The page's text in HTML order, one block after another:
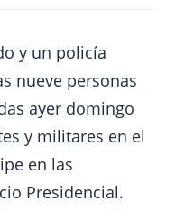
y un policía
nueve personas
ayer domingo
y militares en el
en las
Presidencial.